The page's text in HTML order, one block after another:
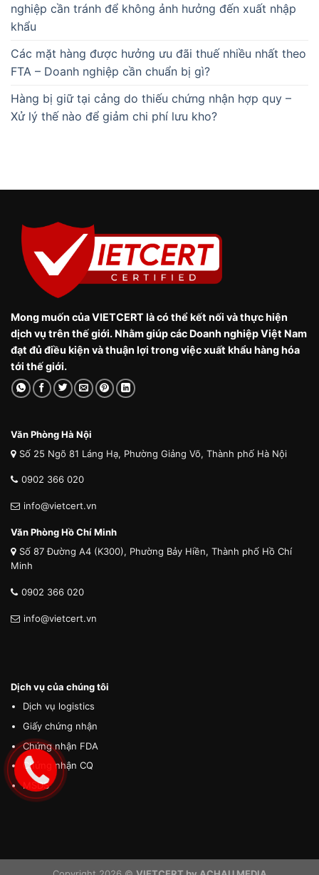
nghiệp cần tránh để không ảnh hưởng đến xuất nhập
khẩu
Các mặt hàng được hưởng ưu đãi thuế nhiều nhất theo
FTA – Doanh nghiệp cần chuẩn bị gì?
Hàng bị giữ tại cảng do thiếu chứng nhận hợp quy –
Xử lý thế nào để giảm chi phí lưu kho?
Mong muốn của VIETCERT là có thể kết nối và thực hiện
dịch vụ trên thế giới. Nhằm giúp các Doanh nghiệp Việt Nam
đạt đủ điều kiện và thuận lợi trong việc xuất khẩu hàng hóa
tới thế giới.
Văn Phòng Hà Nội
Số 25 Ngõ 81 Láng Hạ, Phường Giảng Võ, Thành phố Hà Nội
0902 366 020
info@vietcert.vn
Văn Phòng Hồ Chí Minh
Số 87 Đường A4 (K300), Phường Bảy Hiền, Thành phố Hồ Chí
Minh
0902 366 020
info@vietcert.vn
Dịch vụ của chúng tôi
Dịch vụ logistics
Giấy chứng nhận
Chứng nhận FDA
Chứng nhận CQ
MSDS